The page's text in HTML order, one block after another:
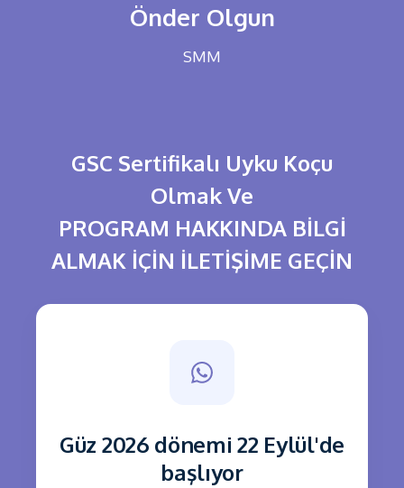
Önder Olgun
SMM
GSC Sertifikalı Uyku Koçu
Olmak Ve
PROGRAM HAKKINDA BİLGİ
ALMAK İÇİN İLETİŞİME GEÇİN
Güz 2026 dönemi 22 Eylül'de
başlıyor